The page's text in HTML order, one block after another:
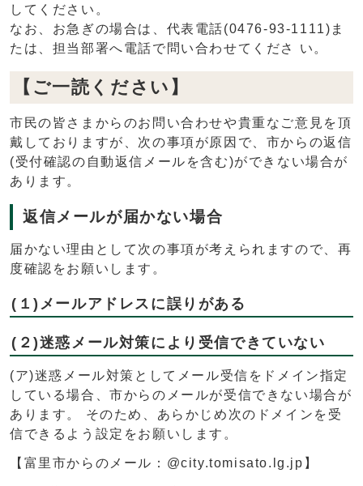
してください。
なお、お急ぎの場合は、代表電話(0476-93-1111)ま
たは、担当部署へ電話で問い合わせてくださ い。
【ご一読ください】
市民の皆さまからのお問い合わせや貴重なご意見を頂
戴しておりますが、次の事項が原因で、市からの返信
(受付確認の自動返信メールを含む)ができない場合が
あります。
返信メールが届かない場合
届かない理由として次の事項が考えられますので、再
度確認をお願いします。
(１)メールアドレスに誤りがある
(２)迷惑メール対策により受信できていない
(ア)迷惑メール対策としてメール受信をドメイン指定
している場合、市からのメールが受信できない場合が
あります。 そのため、あらかじめ次のドメインを受
信できるよう設定をお願いします。
【富里市からのメール：@city.tomisato.lg.jp】